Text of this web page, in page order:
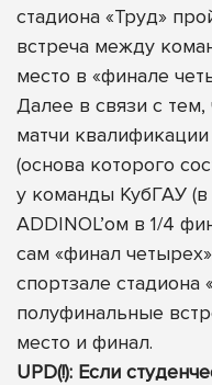
стадиона «Труд»
встреча между
место в «финале
Далее в связи с тем,
матчи
(основа которого
у команды КубГАУ
ADDINOL’ом в 1/4
сам «финал
спортзале стадиона
полуфинальные
место и финал.
UPD(!): Если